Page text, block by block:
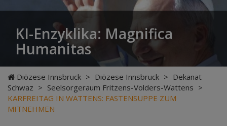
KI-Enzyklika: Magnifica
Humanitas
Diözese Innsbruck > Diözese Innsbruck > Dekanat
Schwaz > Seelsorgeraum Fritzens-Volders-Wattens >
KARFREITAG IN WATTENS: FASTENSUPPE ZUM
MITNEHMEN